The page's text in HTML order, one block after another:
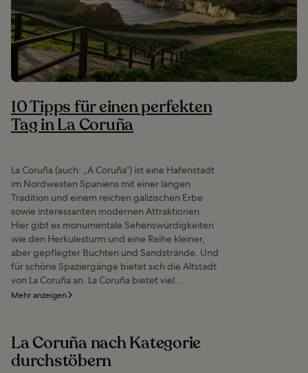
10 Tipps für einen perfekten
Tag in La Coruña
La Coruña (auch: „A Coruña“) ist eine Hafenstadt
im Nordwesten Spaniens mit einer langen
Tradition und einem reichen galizischen Erbe
sowie interessanten modernen Attraktionen.
Hier gibt es monumentale Sehenswürdigkeiten
wie den Herkulesturm und eine Reihe kleiner,
aber gepflegter Buchten und Sandstrände. Und
für schöne Spaziergänge bietet sich die Altstadt
von La Coruña an. La Coruña bietet viel...
Mehr anzeigen
La Coruña nach Kategorie
durchstöbern